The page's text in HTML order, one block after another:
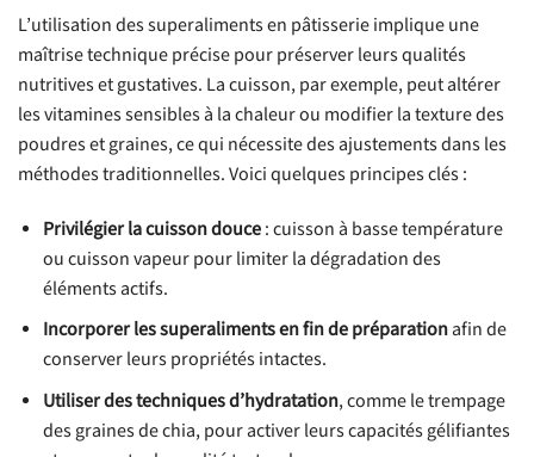
L’utilisation des superaliments en pâtisserie implique une
maîtrise technique précise pour préserver leurs qualités
nutritives et gustatives. La cuisson, par exemple, peut altérer
les vitamines sensibles à la chaleur ou modifier la texture des
poudres et graines, ce qui nécessite des ajustements dans les
méthodes traditionnelles. Voici quelques principes clés :
Privilégier la cuisson douce: cuisson à basse température
ou cuisson vapeur pour limiter la dégradation des
éléments actifs.
Incorporer les superaliments en fin de préparationafin de
conserver leurs propriétés intactes.
Utiliser des techniques d’hydratation, comme le trempage
des graines de chia, pour activer leurs capacités gélifiantes